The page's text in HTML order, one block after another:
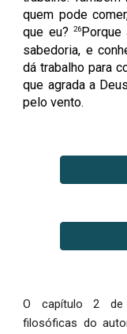
quem pode
que eu?26
sabedoria, e
dá trabalho para
que agrada a
pelo vento.
O capítulo 2 de
filosóficas do